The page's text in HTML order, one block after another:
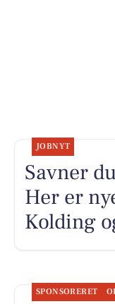
JOBNYT
Savner
Her er
Kolding
SPONSORERET